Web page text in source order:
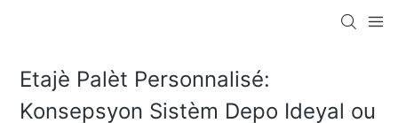
Etajè Palèt Personnalisé:
Konsepsyon Sistèm Depo Ideyal ou